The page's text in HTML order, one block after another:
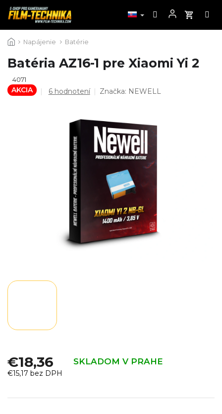
na
Napájenie Batérie
Batéria AZ16-1 pre Xiaomi Yi 2
4071
AKCIA
Priemerné
hviezdičiek.
6 hodnotení Značka: NEWELL
€18,36 SKLADOM V PRAHE
€15,17 bez DPH
cena: